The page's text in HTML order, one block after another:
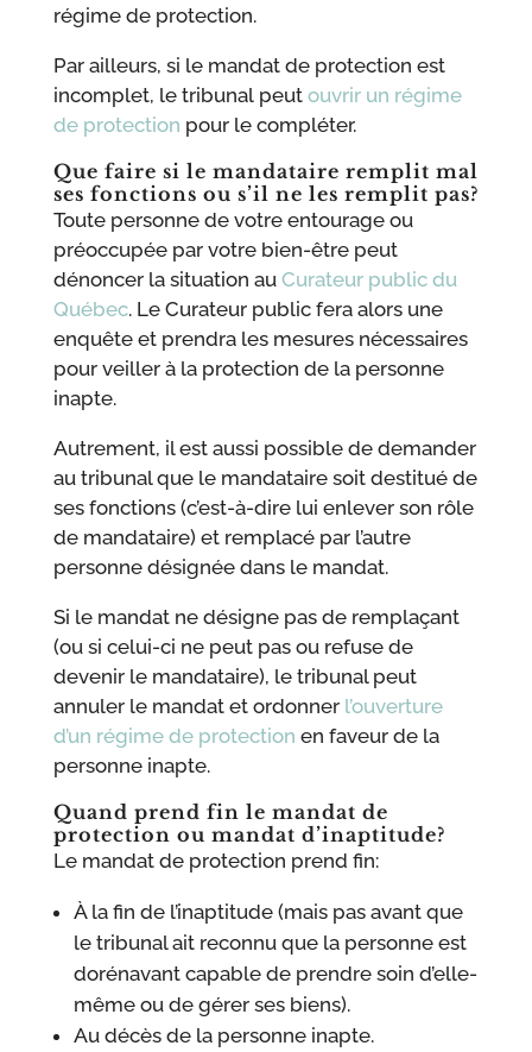
régime de protection.
Par ailleurs, si le mandat de protection est
incomplet, le tribunal peut ouvrir un régime
de protection pour le compléter.
Que faire si le mandataire remplit mal
ses fonctions ou s’il ne les remplit pas?
Toute personne de votre entourage ou
préoccupée par votre bien-être peut
dénoncer la situation au Curateur public du
Québec. Le Curateur public fera alors une
enquête et prendra les mesures nécessaires
pour veiller à la protection de la personne
inapte.
Autrement, il est aussi possible de demander
au tribunal que le mandataire soit destitué de
ses fonctions (c’est-à-dire lui enlever son rôle
de mandataire) et remplacé par l’autre
personne désignée dans le mandat.
Si le mandat ne désigne pas de remplaçant
(ou si celui-ci ne peut pas ou refuse de
devenir le mandataire), le tribunal peut
annuler le mandat et ordonner l’ouverture
d’un régime de protection en faveur de la
personne inapte.
Quand prend fin le mandat de
protection ou mandat d’inaptitude?
Le mandat de protection prend fin:
À la fin de l’inaptitude (mais pas avant que
le tribunal ait reconnu que la personne est
dorénavant capable de prendre soin d’elle-
même ou de gérer ses biens).
Au décès de la personne inapte.